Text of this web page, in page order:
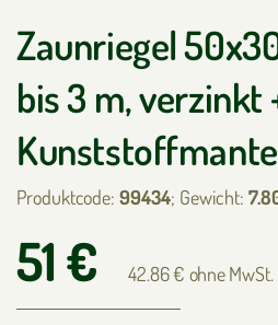
Zaunriegel
bis 3 m, verzinkt
Produktcode:99434; Gewicht:
51 € 42.86 € ohne MwSt.